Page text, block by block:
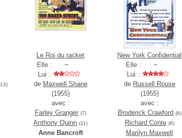
Le Roi du racket
Elle :
Lui :
de Maxwell Shane
(1955)
avec :
Farley Granger (7)
Anthony Quinn (11)
Anne Bancroft
New York Confidential
Elle :
Lui :
de Russell Rouse
(1955)
avec :
Broderick Crawford (6)
Richard Conte (6)
Marilyn Maxwell